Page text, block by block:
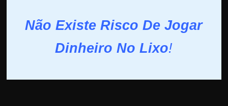
Não Existe Risco De Jogar
Dinheiro No Lixo!